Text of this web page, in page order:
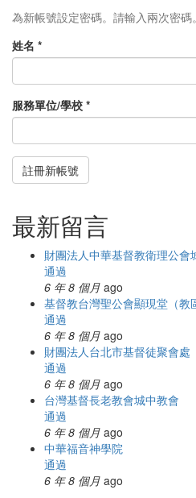
為新帳號設定密碼。請輸入兩次密碼。
姓名 *
服務單位/學校 *
註冊新帳號
最新留言
財團法人中華基督教衛理公會
通過
6 年 8 個月 ago
基督教台灣聖公會顯現堂（教
通過
6 年 8 個月 ago
財團法人台北市基督徒聚會處
通過
6 年 8 個月 ago
台灣基督長老教會城中教會
通過
6 年 8 個月 ago
中華福音神學院
通過
6 年 8 個月 ago